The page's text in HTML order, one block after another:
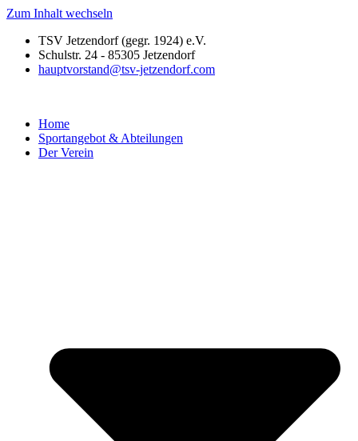
Zum Inhalt wechseln
TSV Jetzendorf (gegr. 1924) e.V.
Schulstr. 24 - 85305 Jetzendorf
hauptvorstand@tsv-jetzendorf.com
Home
Sportangebot & Abteilungen
Der Verein